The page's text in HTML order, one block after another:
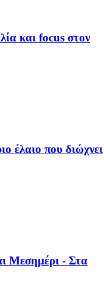
και focus στον
έλαιο που διώχνει
Μεσημέρι - Στα